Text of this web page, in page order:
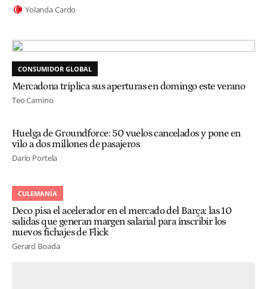
Yolanda Cardo
CONSUMIDOR GLOBAL
Mercadona triplica sus aperturas en domingo este verano
Teo Camino
Huelga de Groundforce: 50 vuelos cancelados y pone en
vilo a dos millones de pasajeros
Darío Portela
CULEMANÍA
Deco pisa el acelerador en el mercado del Barça: las 10
salidas que generan margen salarial para inscribir los
nuevos fichajes de Flick
Gerard Boada